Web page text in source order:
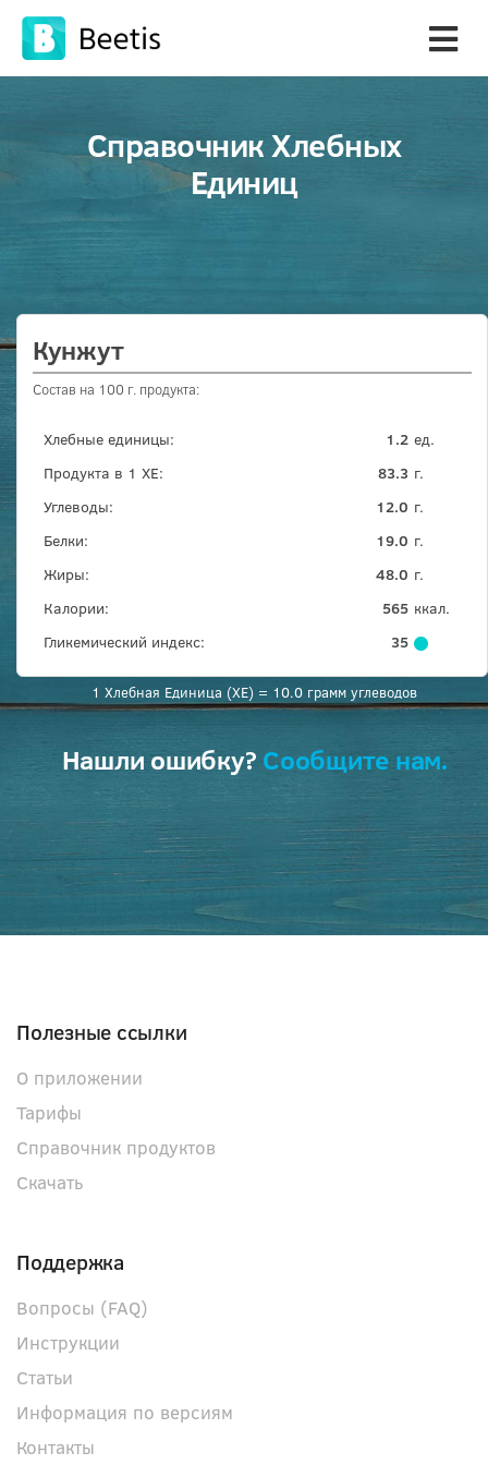
Справочник Хлебных
Единиц
Кунжут
Состав на 100 г. продукта:
Хлебные единицы: ед.
1.2
Продукта в 1 ХЕ:
г.
83.3
Углеводы:
г.
12.0
Белки:
г.
19.0
Жиры:
г.
48.0
Калории:
ккал.
565
Гликемический индекс:
35
1 Хлебная Единица (ХЕ) = 10.0 грамм углеводов
Нашли ошибку?Сообщите нам.
Полезные ссылки
О приложении
Тарифы
Справочник продуктов
Скачать
Поддержка
Вопросы (FAQ)
Инструкции
Статьи
Информация по версиям
Контакты